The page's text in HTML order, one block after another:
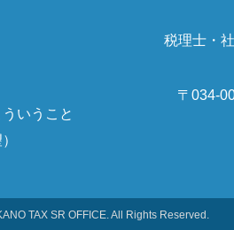
いうこと
税理士・
〒034-
TAX SR OFFICE. All Rights Reserved.